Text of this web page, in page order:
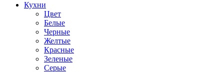
Кухни
Цвет
Белые
Черные
Желтые
Красные
Зеленые
Серые